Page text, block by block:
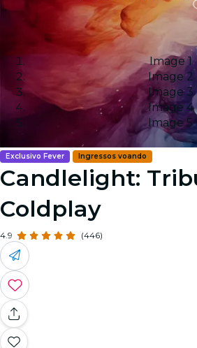
Image 1
Image 2
Image 3
Image 4
Image 5
Exclusivo Fever Ingressos voando
Candlelight:
Coldplay
4.9 (446)